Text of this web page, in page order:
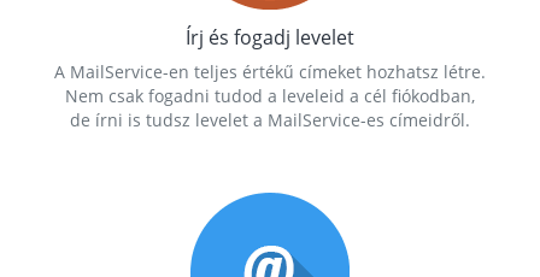
Írj és fogadj levelet
A MailService-en teljes értékű címeket hozhatsz létre.
Nem csak fogadni tudod a leveleid a cél fiókodban,
de írni is tudsz levelet a MailService-es címeidről.